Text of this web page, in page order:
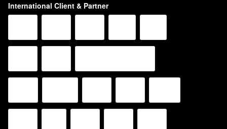
International Client & Partner